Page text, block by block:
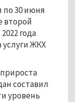
по 30 июня
второй
года
услуги ЖКХ
составил
уровень